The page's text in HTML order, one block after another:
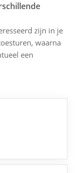
zijn in je
waarna
een